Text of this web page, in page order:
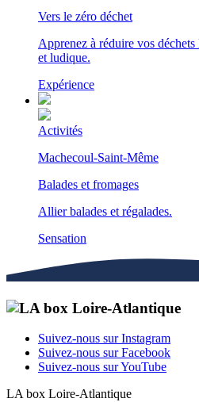
Vers le zéro déchet
Apprenez à réduire vos
et ludique.
Expérience
Activités
Machecoul-Saint-Même
Balades et fromages
Allier balades et régalades.
Sensation
Suivez-nous sur Instagram
Suivez-nous sur Facebook
Suivez-nous sur YouTube
LA box Loire-Atlantique